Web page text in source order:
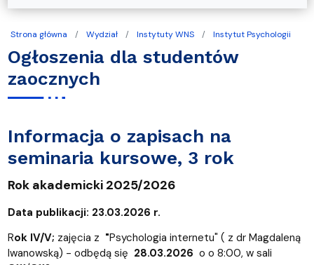
Strona główna Wydział Instytuty WNS Instytut Psychologii
Ogłoszenia dla studentów
zaocznych
Informacja o zapisach na
seminaria kursowe, 3 rok
Rok akademicki 2025/2026
Data publikacji: 23.03.2026 r.
Rok IV/V; zajęcia z "Psychologia internetu" ( z dr Magdaleną
Iwanowską) - odbędą się 28.03.2026 o o 8:00, w sali